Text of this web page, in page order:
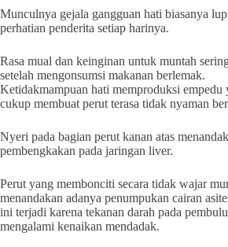
Munculnya gejala gangguan hati biasanya
perhatian penderita setiap harinya.
Rasa mual dan keinginan untuk muntah
setelah mengonsumsi makanan berlemak.
Ketidakmampuan hati memproduksi empedu
cukup membuat perut terasa tidak nyaman
Nyeri pada bagian perut kanan atas
pembengkakan pada jaringan liver.
Perut yang membonciti secara tidak wajar
menandakan adanya penumpukan cairan
ini terjadi karena tekanan darah pada
mengalami kenaikan mendadak.